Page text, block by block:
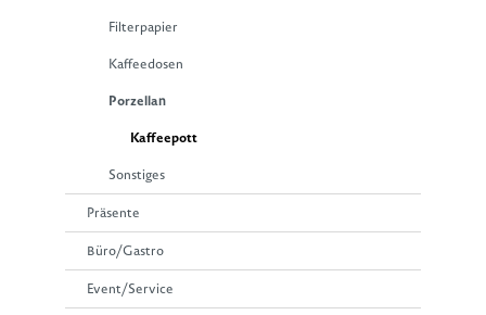
Filterpapier
Kaffeedosen
Porzellan
Kaffeepott
Sonstiges
Präsente
Büro/Gastro
Event/Service